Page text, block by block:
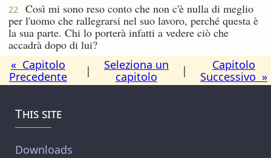
22
Così mi sono reso conto che non c'è nulla di meglio
per l'uomo che rallegrarsi nel suo lavoro, perché questa è
la sua parte. Chi lo porterà infatti a vedere ciò che
accadrà dopo di lui?
« Capitolo
Precedente
|
Seleziona un
capitolo
|
Capitolo
Successivo »
This site
Downloads